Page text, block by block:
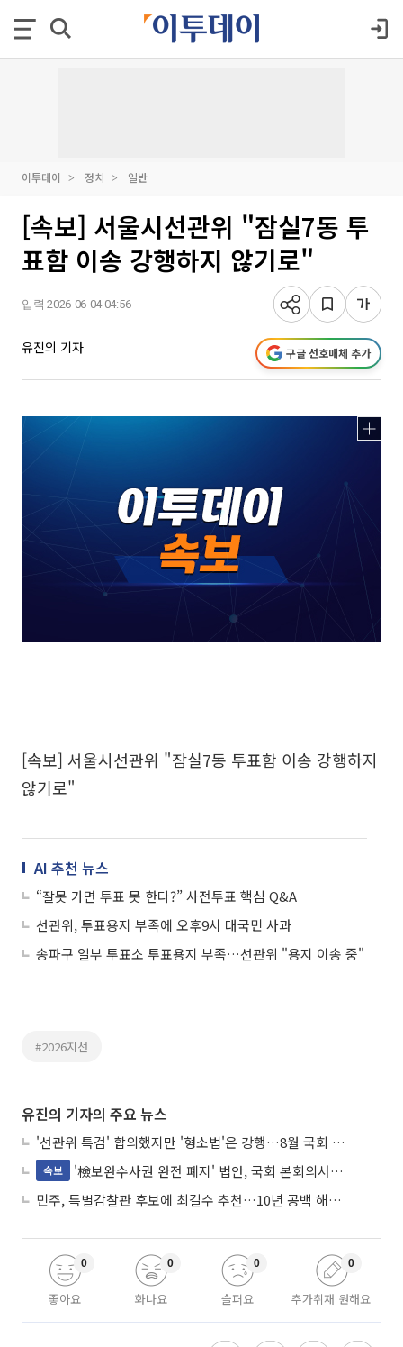
이투데이 정치 일반
[속보] 서울시선관위 "잠실7동 투
표함 이송 강행하지 않기로"
입력 2026-06-04 04:56
유진의 기자 구글 선호매체 추가
[속보] 서울시선관위 "잠실7동 투표함 이송 강행하지
않기로"
AI 추천 뉴스
“잘못 가면 투표 못 한다?” 사전투표 핵심 Q&A
선관위, 투표용지 부족에 오후9시 대국민 사과
송파구 일부 투표소 투표용지 부족…선관위 "용지 이송 중"
#2026지선
유진의 기자의 주요 뉴스
'선관위 특검' 합의했지만 '형소법'은 강행…8월 국회 '입법 2차전' 예고
속보
'檢보완수사권 완전 폐지' 법안, 국회 본회의서 민주당 주도 통과
민주, 특별감찰관 후보에 최길수 추천…10년 공백 해소 속도
좋아요
0
화나요
0
슬퍼요
0
추가취재 원해요
0